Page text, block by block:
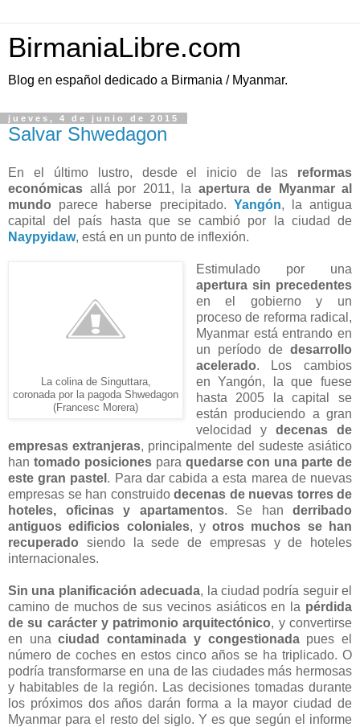
BirmaniaLibre.com
Blog en español dedicado a Birmania / Myanmar.
jueves, 4 de junio de 2015
Salvar Shwedagon
En el último lustro, desde el inicio de las reformas
económicas allá por 2011, la apertura de Myanmar al
mundo parece haberse precipitado. Yangón, la antigua
capital del país hasta que se cambió por la ciudad de
Naypyidaw, está en un punto de inflexión.
La colina de Singuttara,
coronada por la pagoda Shwedagon
(Francesc Morera)
Estimulado por una
apertura sin precedentes
en el gobierno y un
proceso de reforma radical,
Myanmar está entrando en
un período de desarrollo
acelerado. Los cambios
en Yangón, la que fuese
hasta 2005 la capital se
están produciendo a gran
velocidad y decenas de
empresas extranjeras, principalmente del sudeste asiático
han tomado posicionespara quedarse con una parte de
este gran pastel . Para dar cabida a esta marea de nuevas
empresas se han construido decenas de nuevas torres de
hoteles, oficinas y apartamentos. Se han derribado
antiguos edificios coloniales, yotros muchos se han
recuperado siendo la sede de empresas y de hoteles
internacionales.
Sin una planificación adecuada, la ciudad podría seguir el
camino de muchos de sus vecinos asiáticos en la pérdida
de su carácter y patrimonio arquitectónico, y convertirse
en unaciudad contaminada y congestionadapues el
número de coches en estos cinco años se ha triplicado. O
podría transformarse en una de las ciudades más hermosas
y habitables de la región. Las decisiones tomadas durante
los próximos dos años darán forma a la mayor ciudad de
Myanmar para el resto del siglo. Y es que según el informe